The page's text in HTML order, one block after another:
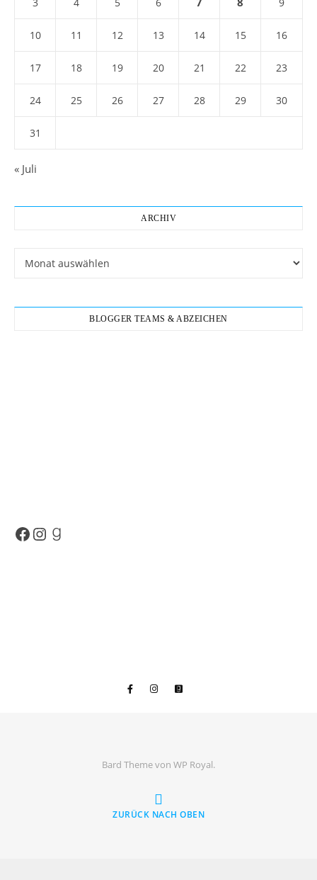
10 11 12 13 14 15 16
17 18 19 20 21 22 23
24 25 26 27 28 29 30
31
« Juli
ARCHIV
BLOGGER TEAMS & ABZEICHEN
Facebook
Instagram
Goodreads
Bard Theme von WP Royal.
ZURÜCK NACH OBEN